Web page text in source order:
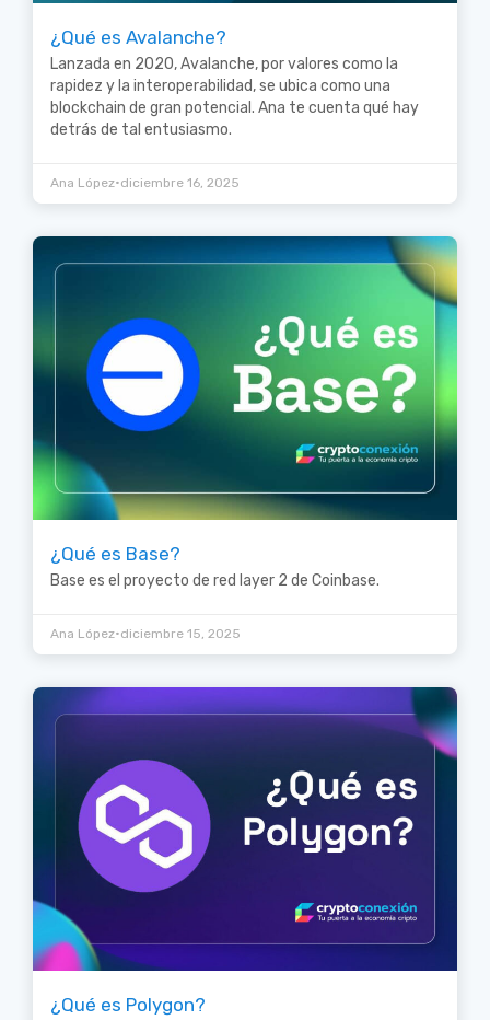
¿Qué es Avalanche?
Lanzada en 2020, Avalanche, por valores como la
rapidez y la interoperabilidad, se ubica como una
blockchain de gran potencial. Ana te cuenta qué hay
detrás de tal entusiasmo.
Ana López•diciembre 16, 2025
¿Qué es Base?
Base es el proyecto de red layer 2 de Coinbase.
Ana López•diciembre 15, 2025
¿Qué es Polygon?